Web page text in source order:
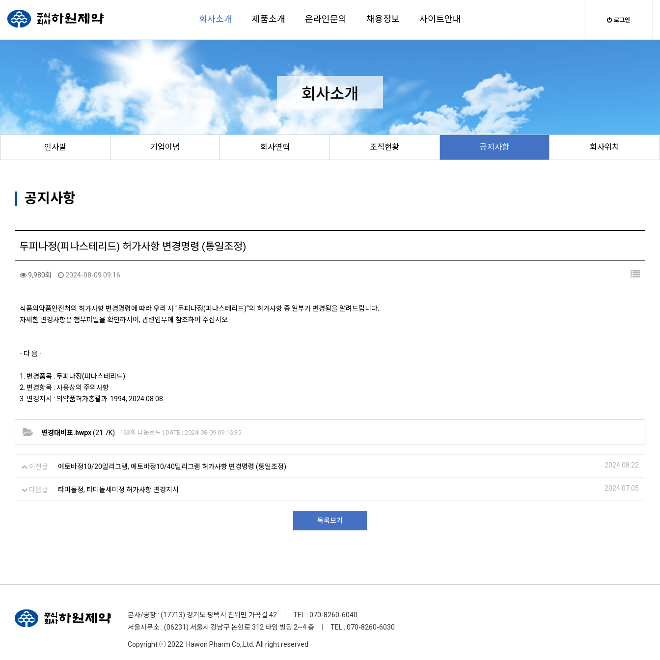
회사소개 제품소개 온라인문의 채용정보 사이트안내 로그인
회사소개
인사말 기업이념 회사연혁 조직현황 공지사항 회사위치
공지사항
두피나정(피나스테리드) 허가사항 변경명령 (통일조정)
9,980회 2024-08-09 09:16
식품의약품안전처의 허가사항 변경명령에 따라 우리 사 "두피나정(피나스테리드)"의 허가사항 중 일부가 변경됨을 알려드립니다.
자세한 변경사항은 첨부파일을 확인하시어, 관련업무에 참조하여 주십시오.
- 다 음 -
1. 변경품목 : 두피나정(피나스테리드)
2. 변경항목 : 사용상의 주의사항
3. 변경지시 : 의약품허가총괄과-1994, 2024.08.08
변경대비표.hwpx(21.7K) 163회 다운로드 | DATE : 2024-08-09 09:16:35
이전글 에토바정10/20밀리그램, 에토바정10/40밀리그램 허가사항 변경명령 (통일조정) 2024.08.22
다음글 타미돌정, 타미돌세미정 허가사항 변경지시 2024.07.05
목록보기
본사/공장 : (17713) 경기도 평택시 진위면 가곡길 42
TEL : 070-8260-6040
서울사무소 : (06231) 서울시 강남구 논현로 312 타임 빌딩 2~4 층
TEL : 070-8260-6030
Copyright ⓒ 2022. Hawon Pharm Co,.Ltd. All right reserved